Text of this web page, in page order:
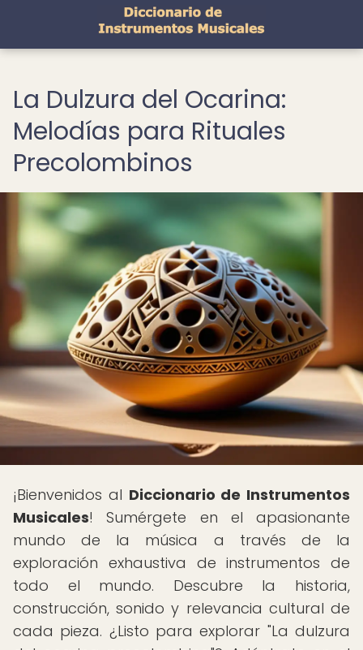
La Dulzura del Ocarina:
Melodías para Rituales
Precolombinos
¡Bienvenidos al Diccionario de Instrumentos
Musicales! Sumérgete en el apasionante
mundo de la música a través de la
exploración exhaustiva de instrumentos de
todo el mundo. Descubre la historia,
construcción, sonido y relevancia cultural de
cada pieza. ¿Listo para explorar "La dulzura